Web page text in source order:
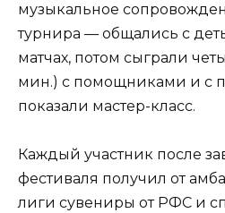
музыкальное
турнира — общались с
матчах, потом сыграли
мин.) с помощниками и с
показали мастер-класс.
Каждый участник после
фестиваля получил от
лиги сувениры от РФС и